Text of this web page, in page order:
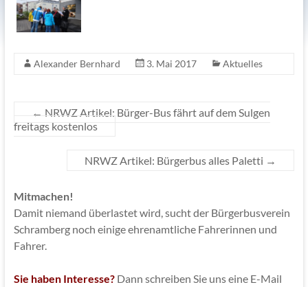
Alexander Bernhard 3. Mai 2017 Aktuelles
← NRWZ Artikel: Bürger-Bus fährt auf dem Sulgen
freitags kostenlos
NRWZ Artikel: Bürgerbus alles Paletti →
Mitmachen!
Damit niemand überlastet wird, sucht der Bürgerbusverein
Schramberg noch einige ehrenamtliche Fahrerinnen und
Fahrer.
Sie haben Interesse? Dann schreiben Sie uns eine E-Mail